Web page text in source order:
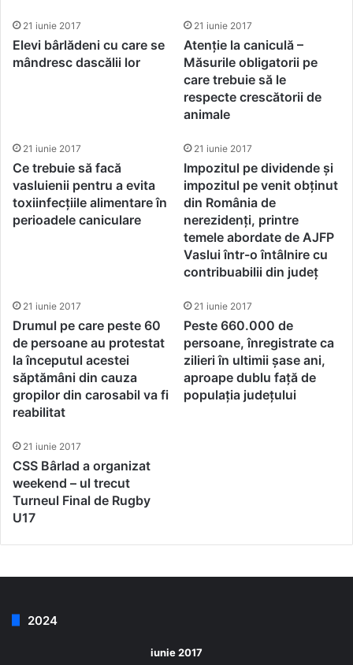
21 iunie 2017
Elevi bârlădeni cu care se
mândresc dascălii lor
21 iunie 2017
Atenție la caniculă –
Măsurile obligatorii pe
care trebuie să le
respecte crescătorii de
animale
21 iunie 2017
Ce trebuie să facă
vasluienii pentru a evita
toxiinfecțiile alimentare în
perioadele caniculare
21 iunie 2017
Impozitul pe dividende și
impozitul pe venit obținut
din România de
nerezidenți, printre
temele abordate de AJFP
Vaslui într-o întâlnire cu
contribuabilii din județ
21 iunie 2017
Drumul pe care peste 60
de persoane au protestat
la începutul acestei
săptămâni din cauza
gropilor din carosabil va fi
reabilitat
21 iunie 2017
Peste 660.000 de
persoane, înregistrate ca
zilieri în ultimii șase ani,
aproape dublu față de
populația județului
21 iunie 2017
CSS Bârlad a organizat
weekend – ul trecut
Turneul Final de Rugby
U17
2024
iunie 2017